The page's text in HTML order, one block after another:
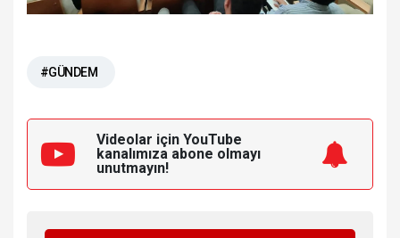
#GÜNDEM
Videolar için YouTube
kanalımıza abone olmayı
unutmayın!